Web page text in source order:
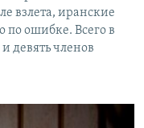
взлета, иранские
по ошибке. Всего в
девять членов